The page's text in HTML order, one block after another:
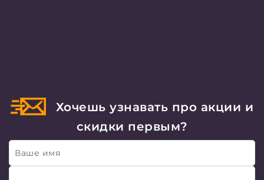
Хочешь узнавать про акции и
скидки первым?
Ваше имя